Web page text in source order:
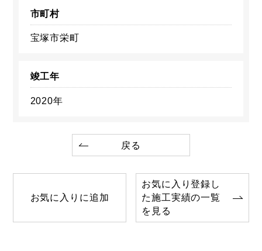
市町村
宝塚市栄町
竣工年
2020年
戻る
お気に入りに追加
お気に入り登録し
た施工実績の一覧
を見る